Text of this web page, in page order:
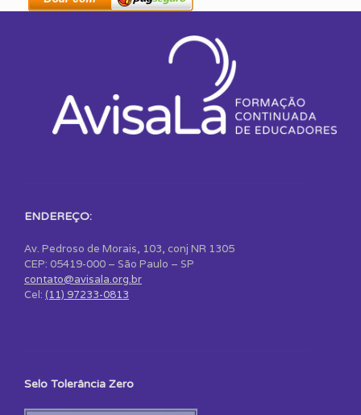
ENDEREÇO:
Av. Pedroso de Morais, 103, conj NR 1305
CEP: 05419-000 – São Paulo – SP
contato@avisala.org.br
Cel: (11) 97233-0813
Selo Tolerância Zero